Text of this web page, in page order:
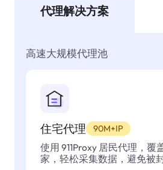
代理解决方案
高速大规模代理池
住宅代理 90M+IP
使用 911Proxy 居民代理，覆
家，轻松采集数据，避免被封